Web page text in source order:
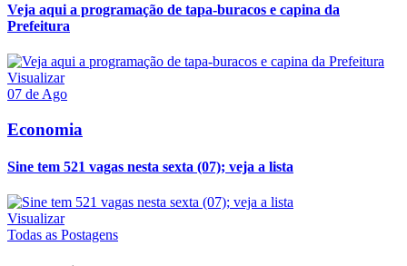
Veja aqui a programação de tapa-buracos e capina da
Prefeitura
Visualizar
07 de Ago
Economia
Sine tem 521 vagas nesta sexta (07); veja a lista
Visualizar
Todas as Postagens